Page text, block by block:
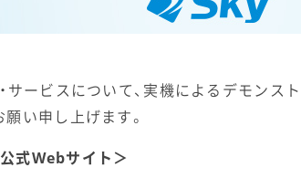
サービスについて、実機によるデモン
い申し上げます。
式Webサイト＞